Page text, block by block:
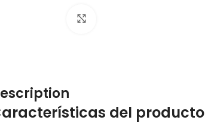
del producto